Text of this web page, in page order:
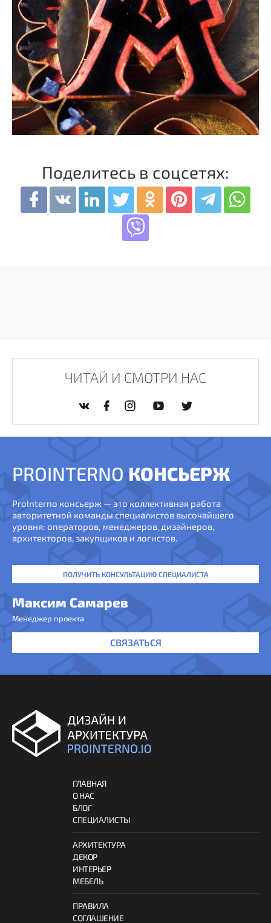
Поделитесь в соцсетях:
ЧИТАЙ И СМОТРИ НАС
PROINTERNO КОНСЬЕРЖ
ProInterno консьерж — это коллективная работа
авторитетной команды специалистов высочайшего
уровня: операторов, менеджеров, дизайнеров,
архитекторов, закупщиков и логистов.
ПОЛУЧИТЬ КОНСУЛЬТАЦИЮ СПЕЦИАЛИСТА
Максим Самарев
Менеджер проекта
СВЯЗАТЬСЯ
ГЛАВНАЯ
О НАС
БЛОГ
СПЕЦИАЛИСТЫ
АРХИТЕКТУРА
ДЕКОР
ИНТЕРЬЕР
МЕБЕЛЬ
ПРАВИЛА
СОГЛАШЕНИЕ